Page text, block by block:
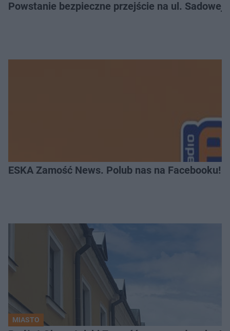
ESKA Zamość News. Polub nas na Facebooku!
MIASTO